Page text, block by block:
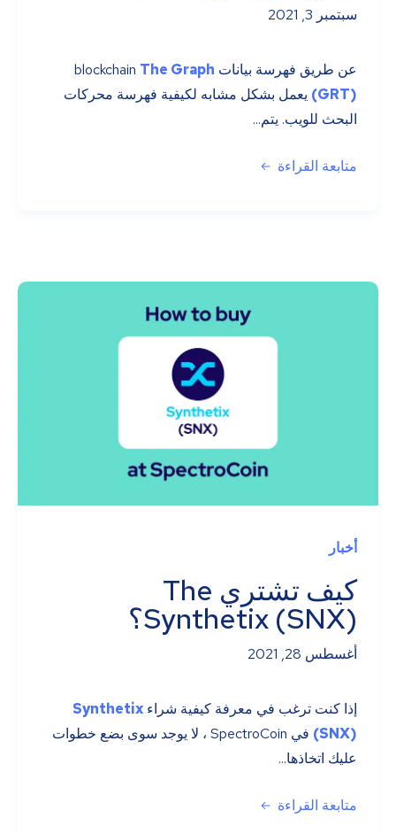
سبتمبر 3, 2021
عن طريق فهرسة بيانات blockchain The Graph
(GRT) يعمل بشكل مشابه لكيفية فهرسة محركات
البحث للويب. يتم...
متابعة القراءة
أخبار
كيف تشتري The
Synthetix (SNX)؟
أغسطس 28, 2021
إذا كنت ترغب في معرفة كيفية شراء Synthetix
(SNX)
في SpectroCoin ، لا يوجد سوى بضع خطوات
عليك اتخاذها...
متابعة القراءة